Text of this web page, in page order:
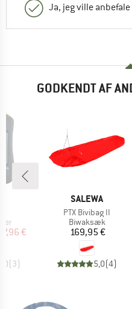
Ja, jeg ville
GODKENDT AF
pris
€
(3)
MÆRKE
SALEWA
Artikel
PTX Bivibag II
Produktgruppe
Biwaksæk
Pris
169,95 €
5,0(4)